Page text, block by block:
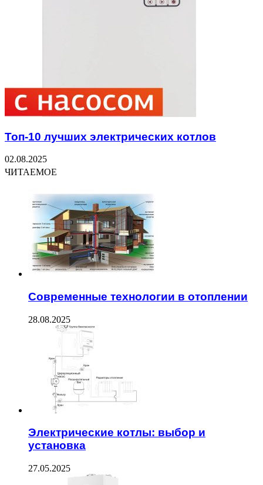
Топ-10 лучших электрических котлов
02.08.2025
ЧИТАЕМОЕ
Современные технологии в отоплении
28.08.2025
Электрические котлы: выбор и
установка
27.05.2025